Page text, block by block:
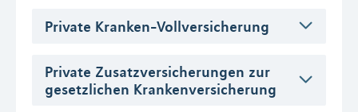
Private Kranken-Vollversicherung
Private Zusatzversicherungen zur
gesetzlichen Krankenversicherung